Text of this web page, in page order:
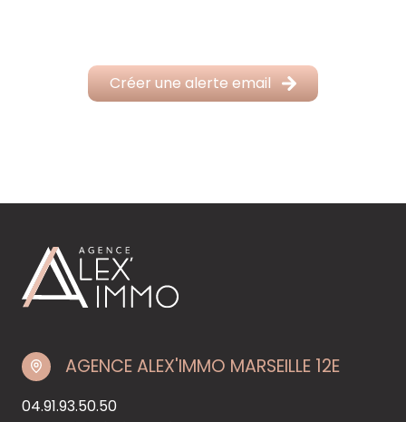
Créer une alerte email
AGENCE ALEX'IMMO MARSEILLE 12E
04.91.93.50.50